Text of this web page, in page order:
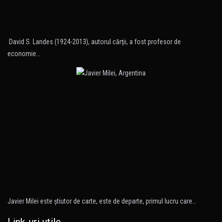
David S. Landes (1924-2013), autorul cărţii, a fost profesor de
economie…
Javier Milei este ştiutor de carte, este de departe, primul lucru care…